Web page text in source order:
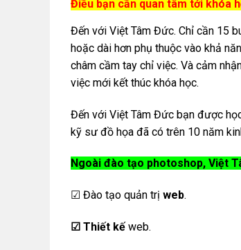
Điều bạn cần quan tâm tới khóa
Đến với Việt Tâm Đức. Chỉ cần 15
hoặc dài hơn phụ thuộc vào khả
châm cầm tay chỉ việc. Và cảm
việc mới kết thúc khóa học.
Đến với Việt Tâm Đức bạn được
kỹ sư đồ họa đã có trên 10 năm
Ngoài đào tạo photoshop, Việt
☑ Đào tạo quản trị web.
☑ Thiết kếweb.